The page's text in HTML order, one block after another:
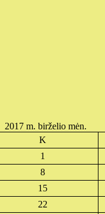
2017 m. birželio mėn.
K
1
8
15
22